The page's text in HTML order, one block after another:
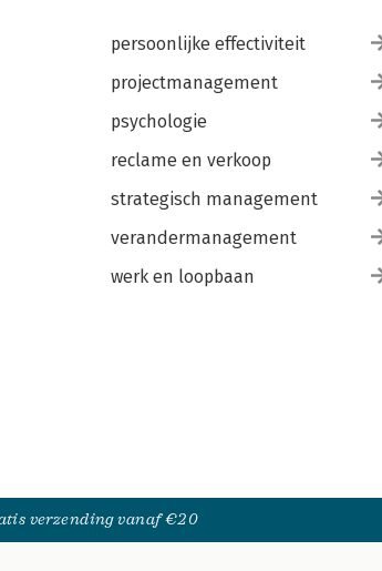
persoonlijke effectiviteit
projectmanagement
psychologie
reclame en verkoop
strategisch management
verandermanagement
werk en loopbaan
verzending vanaf €20